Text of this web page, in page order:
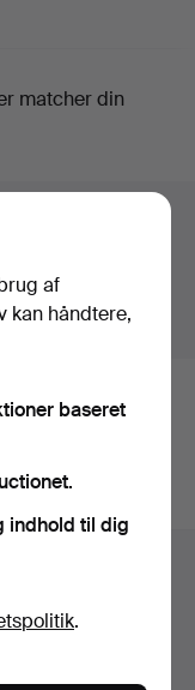
piece from
was crafted in
But as
matcher din
du efter
arkiv, der
af
kan håndtere,
baseret
indhold til dig
.